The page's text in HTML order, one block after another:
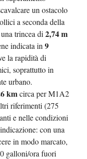
un ostacolo
a seconda della
trincea di 2,74 m
indicata in 9
la rapidità di
soprattutto in
urbano.
kmcirca per M1A2
riferimenti (275
e nelle condizioni
con una
in modo marcato,
galloni/ora fuori